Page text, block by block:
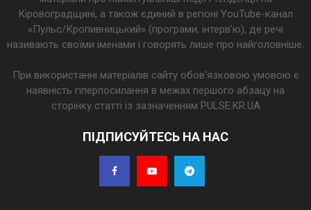
Кіровоградщині, а також єдиний в регіоні YouTube-канал
«Пульс/Кропивницький» (програми, інтерв’ю), де речі
називають своїми іменами і говорять лише про найголовніше.
При використанні матеріалів сайту обов'язковою умовою є
наявність гіперпосилання в межах першого абзацу на
сторінку статті із зазначенням PULSE.KR.UA
ПІДПИСУЙТЕСЬ НА НАС